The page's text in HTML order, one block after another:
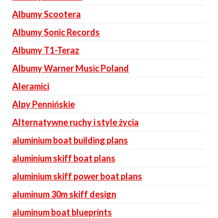
Albumy Scootera
Albumy Sonic Records
Albumy T1-Teraz
Albumy Warner Music Poland
Aleramici
Alpy Pennińskie
Alternatywne ruchy i style życia
aluminium boat building plans
aluminium skiff boat plans
aluminium skiff power boat plans
aluminum 30m skiff design
aluminum boat blueprints